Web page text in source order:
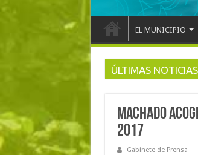
EL MUNICIPIO
ÚLTIMAS
Machado
2017
Gabinete de Prensa